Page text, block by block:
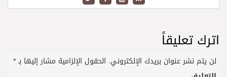
اترك تعليقاً
لن يتم نشر عنوان بريدك الإلكتروني. الحقول الإلزامية مشار إليها بـ*